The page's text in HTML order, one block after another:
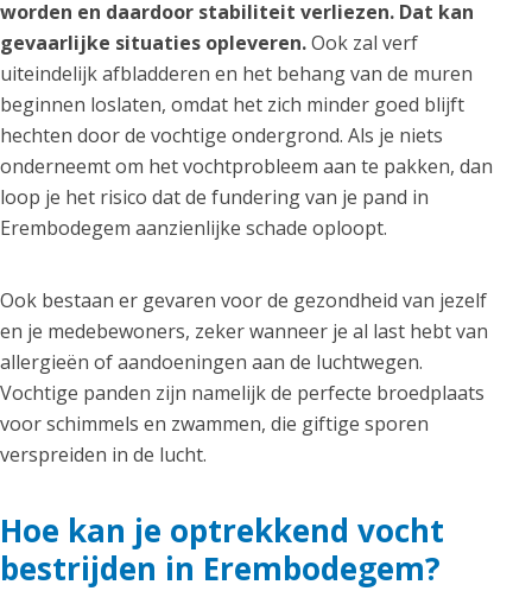
worden en daardoor stabiliteit verliezen. Dat kan
gevaarlijke situaties opleveren.Ook zal verf
uiteindelijk afbladderen en het behang van de muren
beginnen loslaten, omdat het zich minder goed blijft
hechten door de vochtige ondergrond. Als je niets
onderneemt om het vochtprobleem aan te pakken, dan
loop je het risico dat de fundering van je pand in
Erembodegem aanzienlijke schade oploopt.
Ook bestaan er gevaren voor de gezondheid van jezelf
en je medebewoners, zeker wanneer je al last hebt van
allergieën of aandoeningen aan de luchtwegen.
Vochtige panden zijn namelijk de perfecte broedplaats
voor schimmels en zwammen, die giftige sporen
verspreiden in de lucht.
Hoe kan je optrekkend vocht
bestrijden in Erembodegem?